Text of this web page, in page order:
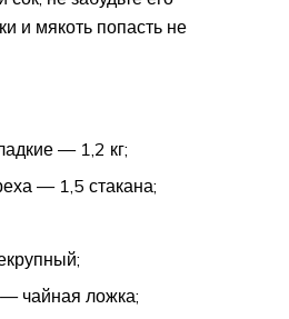
и мякоть попасть не
— 1,2 кг;
— 1,5 стакана;
чайная ложка;